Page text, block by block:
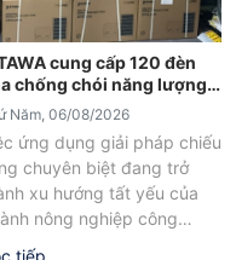
cung cấp 120 đèn
chống chói năng lượng
trời cho trại tôm Bạc Liêu
Năm, 06/08/2026
ứng dụng giải pháp chiếu
chuyên biệt đang trở
xu hướng tất yếu của
nông nghiệp công
cao tại các tỉnh...
tiếp